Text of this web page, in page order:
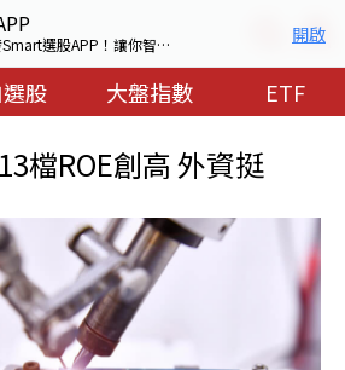
張林忠獨家研發Smart選股APP！讓你智慧看盤選出好股票 開啟
選股 大盤指數 ETF
檔ROE創高 外資挺